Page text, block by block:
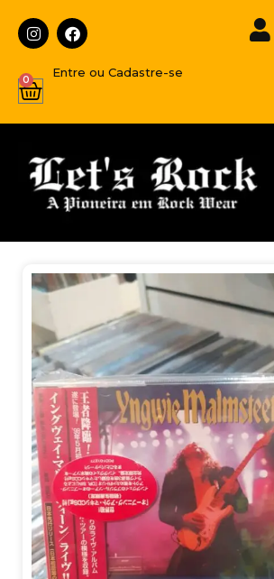
Entre ou Cadastre-se
0